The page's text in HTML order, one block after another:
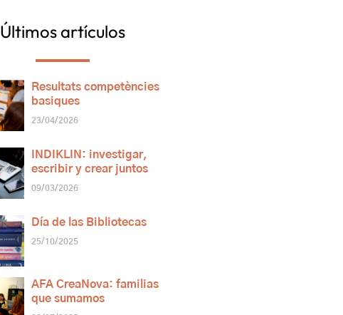
Últimos artículos
Resultats competències
basiques
23/04/2026
INDIKLIN: investigar,
escribir y crear juntos
09/03/2026
Día de las Bibliotecas
25/10/2025
AFA CreaNova: familias
que sumamos